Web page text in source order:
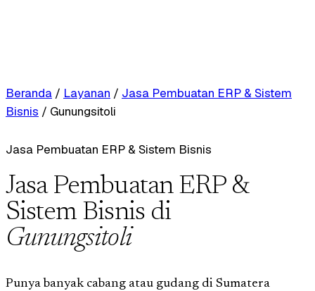
Beranda / Layanan / Jasa Pembuatan ERP & Sistem
Bisnis / Gunungsitoli
Jasa Pembuatan ERP & Sistem Bisnis
Jasa Pembuatan ERP &
Sistem Bisnis di
Gunungsitoli
Punya banyak cabang atau gudang di Sumatera